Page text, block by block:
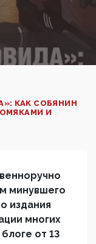
КАК СОБЯНИН
И
минувшего
издания
многих
от 13